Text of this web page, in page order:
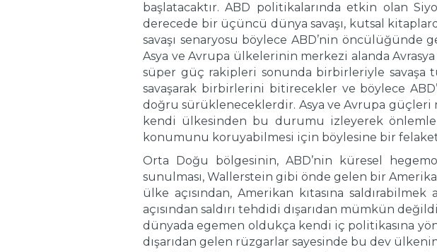
başlatacaktır. ABD politikalarında etkin olan
derecede bir üçüncü dünya savaşı, kutsal
savaşı senaryosu böylece ABD’nin öncülüğünde
Asya ve Avrupa ülkelerinin merkezi alanda
süper güç rakipleri sonunda birbirleriyle savaşa
savaşarak birbirlerini bitirecekler ve böylece
doğru sürükleneceklerdir. Asya ve Avrupa güçleri
kendi ülkesinden bu durumu izleyerek
konumunu koruyabilmesi için böylesine bir felaket
Orta Doğu bölgesinin, ABD’nin küresel
sunulması, Wallerstein gibi önde gelen bir
ülke açısından, Amerikan kıtasına
açısından saldırı tehdidi dışarıdan mümkün
dünyada egemen oldukça kendi iç politikasına
dışarıdan gelen rüzgarlar sayesinde bu dev